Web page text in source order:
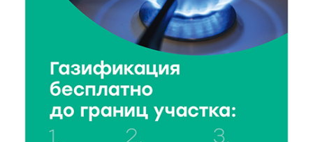
5 Авг 2026 15:56 312
Виталий Королев дал старт новым туристическим
проектам в регионе
В Калининском округе отметят День
физкультурника масштабной Спартакиадой